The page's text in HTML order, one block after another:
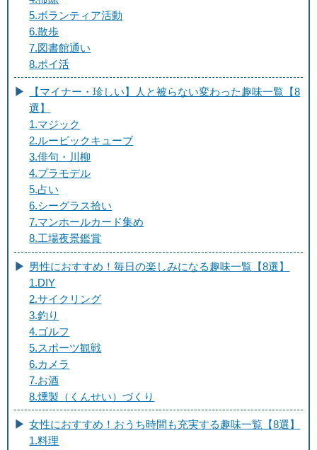
5.ボランティア活動
6.散歩
7.図書館通い
8.ポイ活
【マイナー・珍しい】人と被らない変わった趣味一覧【8
選】
1.マジック
2.ルービックキューブ
3.俳句・川柳
4.プラモデル
5.占い
6.シーグラス拾い
7.マンホールカード集め
8.工場夜景鑑賞
男性におすすめ！毎日の楽しみになる趣味一覧【8選】
1.DIY
2.サイクリング
3.釣り
4.ゴルフ
5.スポーツ観戦
6.カメラ
7.お酒
8.燻製（くんせい）づくり
女性におすすめ！おうち時間も充実する趣味一覧【8選】
1.料理